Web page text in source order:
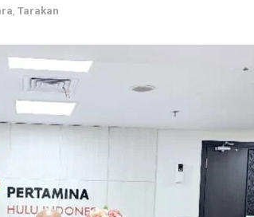
Tarakan